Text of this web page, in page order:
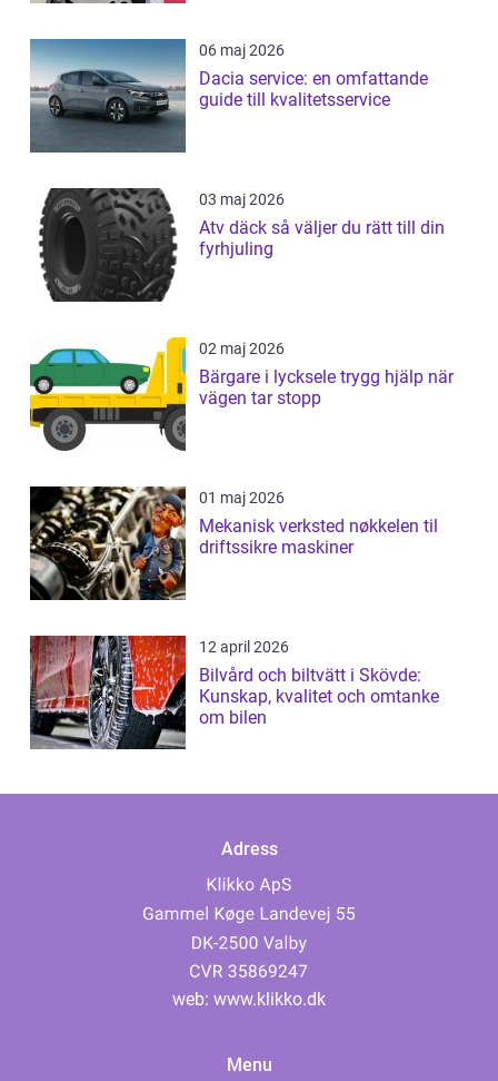
06 maj 2026
Dacia service: en omfattande
guide till kvalitetsservice
03 maj 2026
Atv däck så väljer du rätt till din
fyrhjuling
02 maj 2026
Bärgare i lycksele trygg hjälp när
vägen tar stopp
01 maj 2026
Mekanisk verksted nøkkelen til
driftssikre maskiner
12 april 2026
Bilvård och biltvätt i Skövde:
Kunskap, kvalitet och omtanke
om bilen
Adress
web: www.klikko.dk
Menu